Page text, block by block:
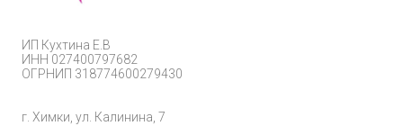
ИП Кухтина Е.В
ИНН 027400797682
ОГРНИП 318774600279430
г. Химки, ул. Калинина, 7